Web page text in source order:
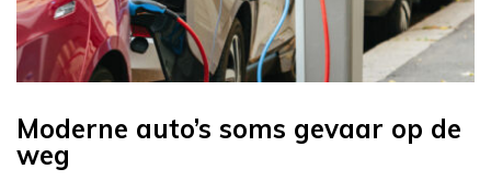
Moderne auto’s soms gevaar op de
weg